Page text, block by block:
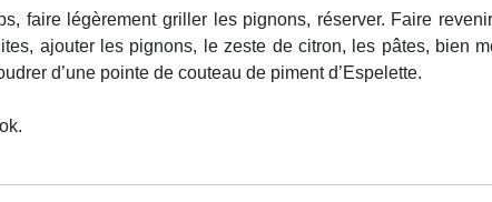
faire légèrement griller les pignons, réserver. Faire
ajouter les pignons, le zeste de citron, les pâtes, bien
d’une pointe de couteau de piment d’Espelette.